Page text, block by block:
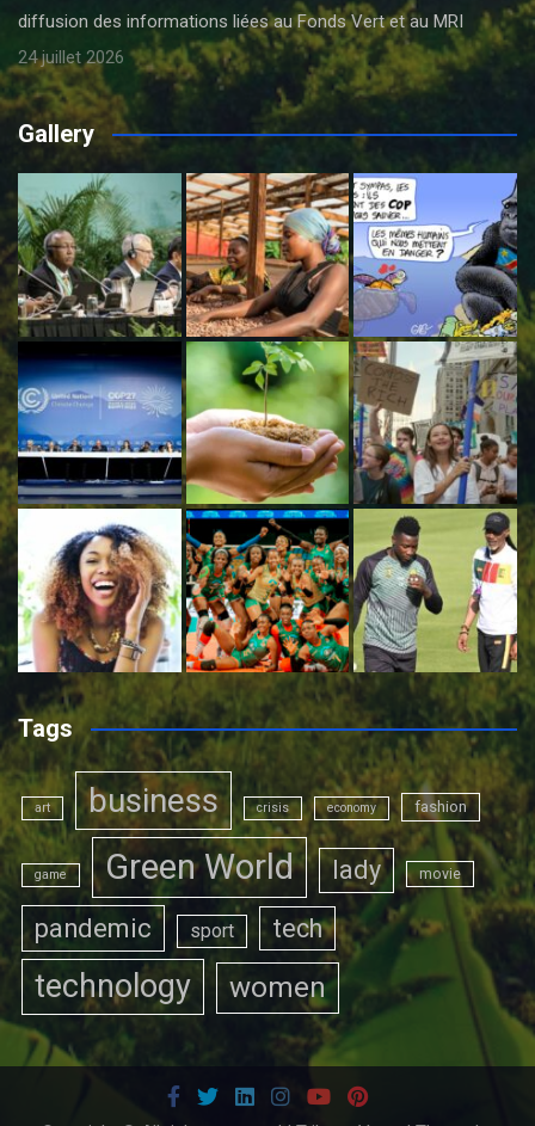
diffusion des informations liées au Fonds Vert et au MRI
24 juillet 2026
Gallery
Tags
art business crisis economy fashion
game Green World lady movie
pandemic sport tech
technology women